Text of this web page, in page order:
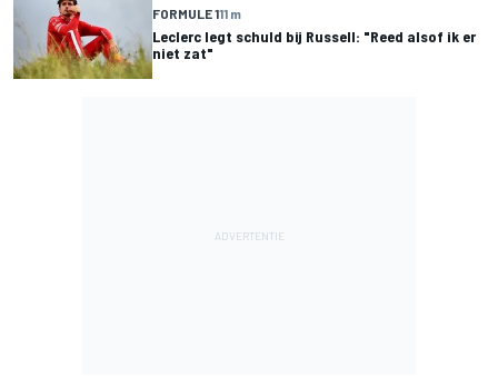
FORMULE 111 m
Leclerc legt schuld bij Russell: "Reed alsof ik er
niet zat"